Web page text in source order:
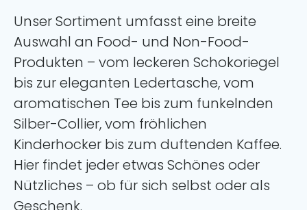
Unser Sortiment umfasst eine breite
Auswahl an Food- und Non-Food-
Produkten – vom leckeren Schokoriegel
bis zur eleganten Ledertasche, vom
aromatischen Tee bis zum funkelnden
Silber-Collier, vom fröhlichen
Kinderhocker bis zum duftenden Kaffee.
Hier findet jeder etwas Schönes oder
Nützliches – ob für sich selbst oder als
Geschenk.